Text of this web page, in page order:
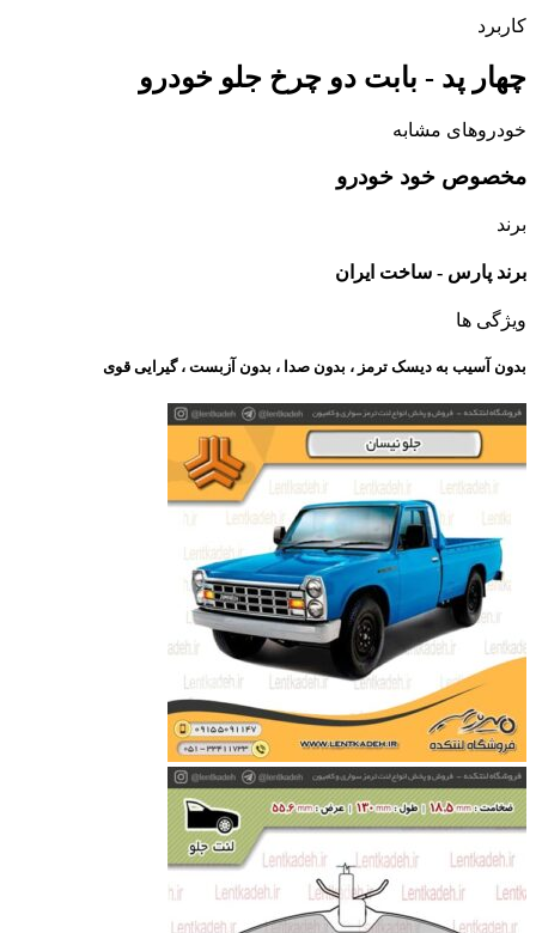
کاربرد
چهار پد - بابت دو چرخ جلو خودرو
خودروهای مشابه
مخصوص خود خودرو
برند
برند پارس - ساخت ایران
ویژگی ها
بدون آسیب به دیسک ترمز ، بدون صدا ، بدون آزبست ، گیرایی قوی​